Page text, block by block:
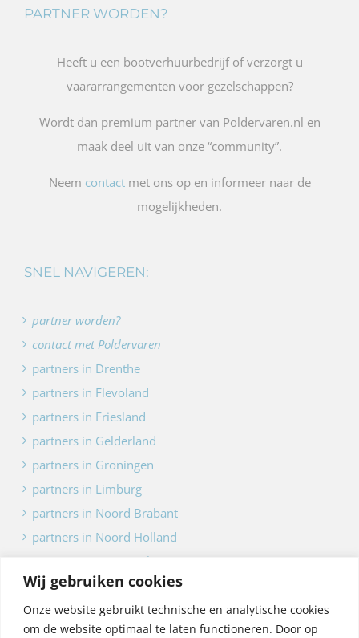
Wij gebruiken cookies
Onze website gebruikt technische en analytische cookies
om de website optimaal te laten functioneren. Door op
PARTNER WORDEN?
Heeft u een bootverhuurbedrijf of verzorgt u
vaararrangementen voor gezelschappen?
Wordt dan premium partner van Poldervaren.nl en
maak deel uit van onze “community”.
Neem contactmet ons op en informeer naar de
mogelijkheden.
SNEL NAVIGEREN:
partner worden?
contact met Poldervaren
partners in Drenthe
partners in Flevoland
partners in Friesland
partners in Gelderland
partners in Groningen
partners in Limburg
partners in Noord Brabant
partners in Noord Holland
partners in Overijssel
partners in Utrecht
partners in Zeeland
partners in Zuid Holland